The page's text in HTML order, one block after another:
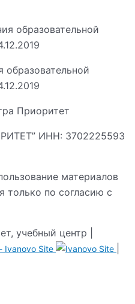
образовательной
ИНН: 3702225593
материалов
только по согласию с
учебный центр |
Ivanovo Site